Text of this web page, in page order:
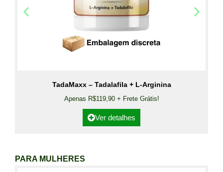
TadaMaxx – Tadalafila + L-Arginina
Apenas R$119,90 + Frete Grátis!
Ver detalhes
PARA MULHERES